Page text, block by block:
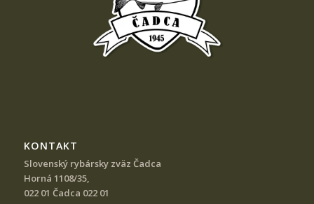
KONTAKT
Slovenský rybársky zväz Čadca
Horná 1108/35,
022 01 Čadca 022 01